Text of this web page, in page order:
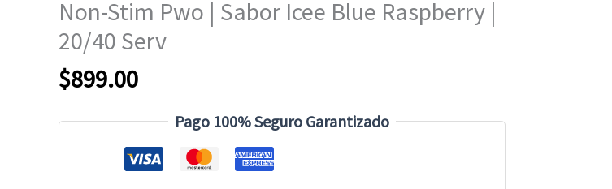
Non-Stim Pwo | Sabor Icee Blue Raspberry |
20/40 Serv
$899.00
Pago 100% Seguro Garantizado